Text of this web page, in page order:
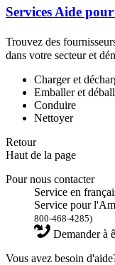
Services Aide
Trouvez des
dans votre secteur et
Charger et
Emballer et
Conduire
Nettoyer
Retour
Haut de la page
Pour nous contacter
Service en
Service pour
800-468-4285)
Demander à
Vous avez besoin